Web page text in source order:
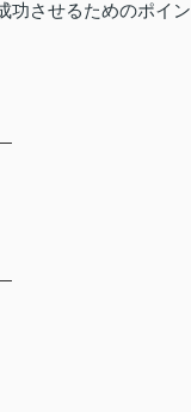
功させるためのポイン